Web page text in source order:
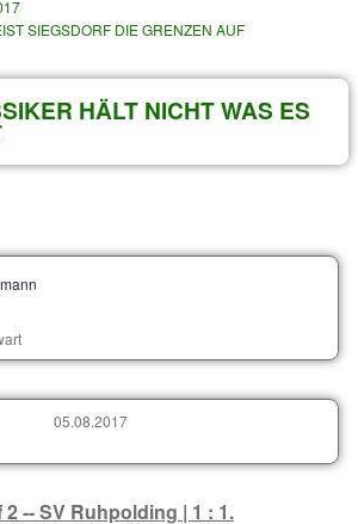
Archiv von älteren Beiträgen
WEIST SIEGSDORF DIE GRENZEN AUF
HÄLT NICHT